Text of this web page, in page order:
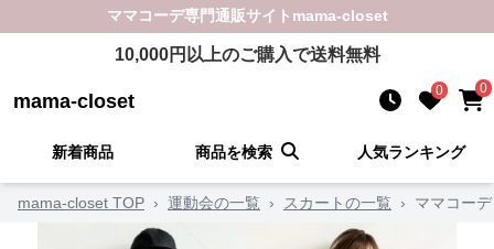
ママコーデ専門通販サイト mama-closet
10,000円以上のご購入で送料無料
mama-closet 0 0
新着商品 商品を検索 人気ランキング
mama-closet TOP › 運動会の一覧 › スカートの一覧 › ママコー